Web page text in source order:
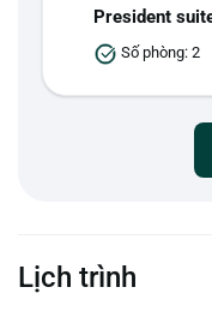
President
Số phòng: 2
Lịch trình